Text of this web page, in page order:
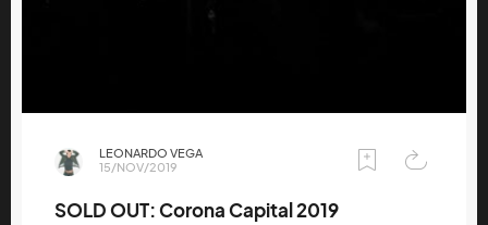
LEONARDO VEGA
15/NOV/2019
SOLD OUT: Corona Capital 2019